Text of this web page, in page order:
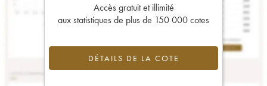
Accès gratuit et illimité
aux statistiques de plus de 150 000 cotes
DÉTAILS DE LA COTE